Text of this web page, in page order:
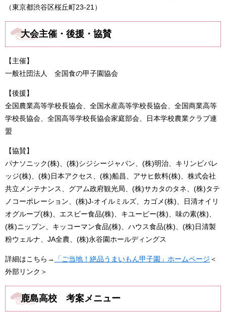
（東京都渋谷区桜丘町23-21）
大会主催・後援・協賛
【主催】
一般社団法人 全国食の甲子園協会
【後援】
全国農業高等学校長協会、全国水産高等学校長協会、全国商業高等
学校長協会、全国高等学校長協会家庭部会、日本学校農業クラブ連
盟
【協賛】
パナソニック(株)、(株)シジシージャパン、(株)明治、キリンビバレ
ッジ(株)、(株)日本アクセス、(株)船昌、アサヒ飲料(株)、株式会社
共立メンテナンス、グアム政府観光局、(株)サカタのタネ、(株)タテ
ノコーポレーション、(株)J-オイルミルズ、カゴメ(株)、日清オイリ
オグループ(株)、エスビー食品(株)、キユーピー(株)、味の素(株)、
(株)ニップン、キッコーマン食品(株)、ハウス食品(株)、(株)日清製
粉ウェルナ、JA全農、(株)永谷園ホールディングス
詳細はこちら→ 「ご当地！絶品うまいもん甲子園」ホームページ​ ＜
外部リンク＞
鹿島高校 考案メニュー